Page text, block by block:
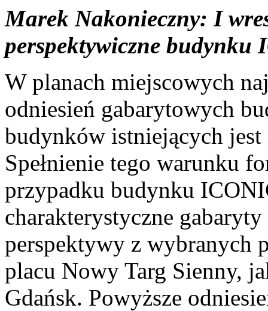
Marek Nakonieczny: I
perspektywiczne budynku
W planach miejscowych
odniesień gabarytowych
budynków istniejących
Spełnienie tego warunku
przypadku budynku
charakterystyczne
perspektywy z wybranych
placu Nowy Targ Sienny,
Gdańsk. Powyższe